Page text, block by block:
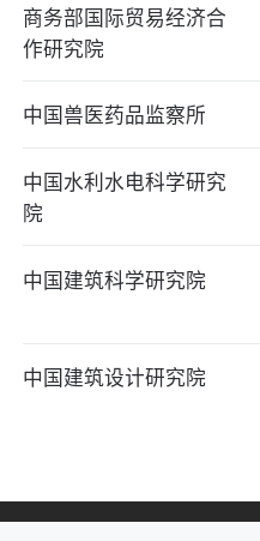
商务部国际贸易经济合
作研究院
中国兽医药品监察所
中国水利水电科学研究
院
中国建筑科学研究院
中国建筑设计研究院